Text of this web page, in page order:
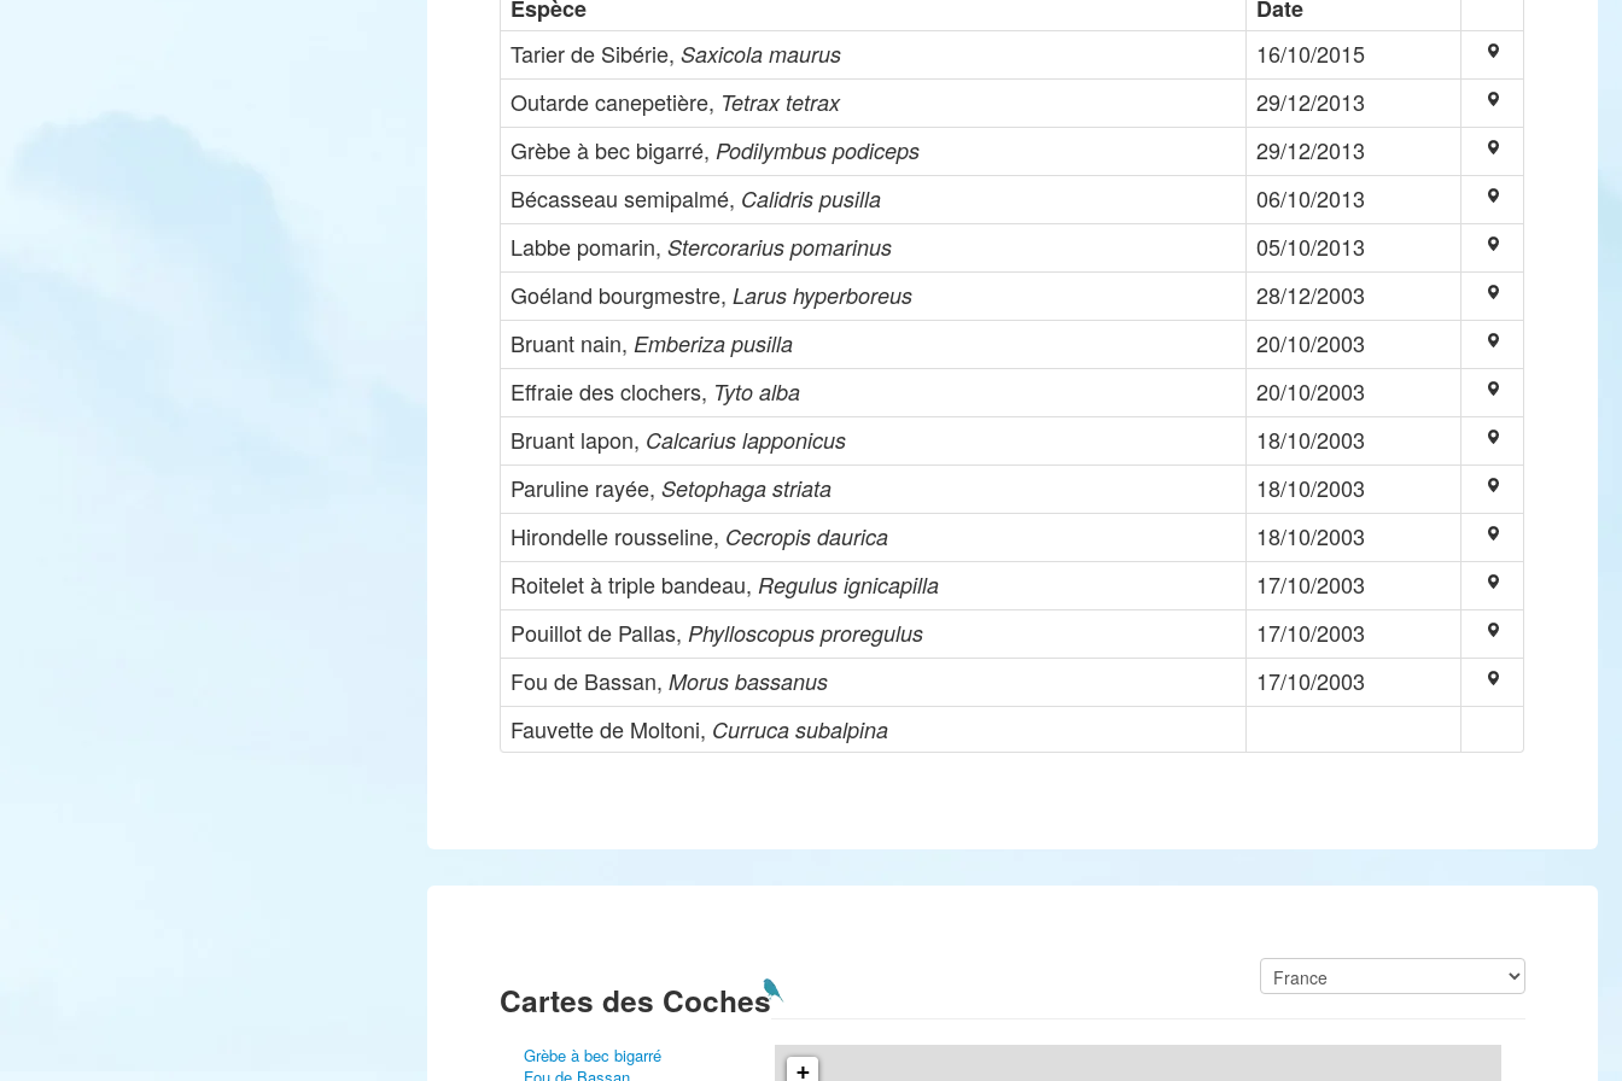
Espèce
Date
Tarier de Sibérie,Saxicola maurus
16/10/2015
Outarde canepetière, Tetrax tetrax
29/12/2013
Grèbe à bec bigarré, Podilymbus podiceps
29/12/2013
Bécasseau semipalmé, Calidris pusilla
06/10/2013
Labbe pomarin,Stercorarius pomarinus
05/10/2013
Goéland bourgmestre,Larus hyperboreus
28/12/2003
Bruant nain, Emberiza pusilla
20/10/2003
Effraie des clochers, Tyto alba
20/10/2003
Bruant lapon, Calcarius lapponicus
18/10/2003
Paruline rayée,Setophaga striata
18/10/2003
Hirondelle rousseline, Cecropis daurica
18/10/2003
Roitelet à triple bandeau, Regulus ignicapilla
17/10/2003
Pouillot de Pallas, Phylloscopus proregulus
17/10/2003
Fou de Bassan,Morus bassanus
17/10/2003
Fauvette de Moltoni, Curruca subalpina
Cartes des Coches
Grèbe à bec bigarré
+